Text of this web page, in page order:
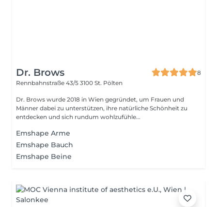
Dr. Brows
8
Rennbahnstraße 43/5 3100 St. Pölten
Dr. Brows wurde 2018 in Wien gegründet, um Frauen und
Männer dabei zu unterstützen, ihre natürliche Schönheit zu
entdecken und sich rundum wohlzufühle...
Emshape Arme
Emshape Bauch
Emshape Beine